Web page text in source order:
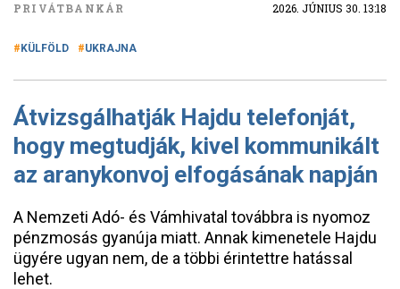
PRIVÁTBANKÁR 2026. JÚNIUS 30. 13:18
KÜLFÖLD UKRAJNA
Átvizsgálhatják Hajdu telefonját,
hogy megtudják, kivel kommunikált
az aranykonvoj elfogásának napján
A Nemzeti Adó- és Vámhivatal továbbra is nyomoz
pénzmosás gyanúja miatt. Annak kimenetele Hajdu
ügyére ugyan nem, de a többi érintettre hatással
lehet.